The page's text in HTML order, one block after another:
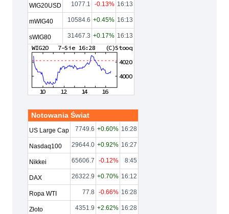
WIG20USD 1077.1 -0.13% 16:13
mWIG40 10584.6 +0.45% 16:13
sWIG80 31467.3 +0.17% 16:13
Notowania Świat
US Large Cap 7749.6 +0.60% 16:28
Nasdaq100 29644.0 +0.92% 16:27
Nikkei 65606.7 -0.12% 8:45
DAX 26322.9 +0.70% 16:12
Ropa WTI 77.8 -0.66% 16:28
Złoto 4351.9 +2.62% 16:28